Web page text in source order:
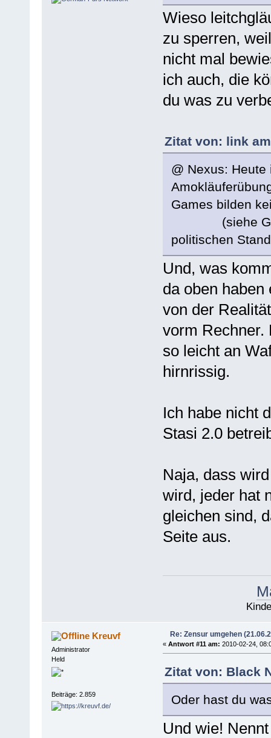
Wieso
zu sperren,
nicht mal
ich auch, die
du was zu
Zitat von: link
@ Nexus:
Games bilden
(siehe
politischen
Und, was
da oben
von der
vorm Rechner.
so leicht an
hirnrissig.
Ich habe nicht
Stasi 2.0
Naja, dass
wird, jeder hat
gleichen sind,
Seite aus.
Kreuvf
Administrator
Held
Beiträge: 2.859
Re: Zensur umgehen
« Antwort #11 am: 2010-02-24,
Zitat von: Black
Oder hast du
Und wie!